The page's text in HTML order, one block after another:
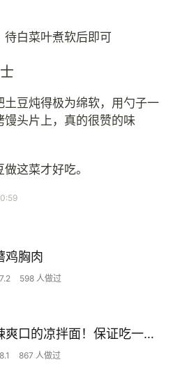
白菜叶煮软后即可
豆炖得极为绵软，用勺子一
头片上，真的很赞的味
这菜才好吃。
鸡胸肉
598 人做过
酸辣爽口的凉拌面！保证吃一次就上瘾
867 人做过